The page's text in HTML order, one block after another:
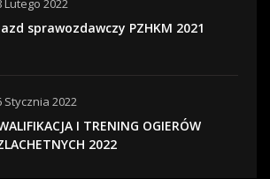
Lutego 2022
sprawozdawczy PZHKM 2021
Stycznia 2022
I TRENING OGIERÓW
2022